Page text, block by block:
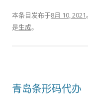
本条目发布于8月 10, 2021
是生成。
青岛条形码代办